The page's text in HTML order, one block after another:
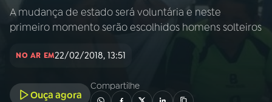
01INÍCIO
A mudança de estado será voluntária e neste
primeiro momento serão escolhidos homens solteiros
NO AR EM22/02/2018, 13:51
Ouça agora
Compartilhe